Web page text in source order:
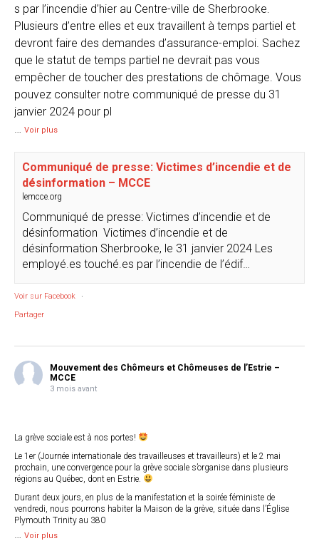
s par l’incendie d’hier au Centre-ville de Sherbrooke.
Plusieurs d’entre elles et eux travaillent à temps partiel et
devront faire des demandes d’assurance-emploi. Sachez
que le statut de temps partiel ne devrait pas vous
empêcher de toucher des prestations de chômage. Vous
pouvez consulter notre communiqué de presse du 31
janvier 2024 pour pl
… Voir plus
Communiqué de presse: Victimes d’incendie et de
désinformation – MCCE
lemcce.org
Communiqué de presse: Victimes d’incendie et de
désinformation Victimes d’incendie et de
désinformation Sherbrooke, le 31 janvier 2024 Les
employé.es touché.es par l’incendie de l’édif…
Voir sur Facebook
·
Partager
Mouvement des Chômeurs et Chômeuses de l’Estrie –
MCCE
3 mois avant
La grève sociale est à nos portes!
Le 1er (Journée internationale des travailleuses et travailleurs) et le 2 mai
prochain, une convergence pour la grève sociale s’organise dans plusieurs
régions au Québec, dont en Estrie.
Durant deux jours, en plus de la manifestation et la soirée féministe de
vendredi, nous pourrons habiter la Maison de la grève, située dans l’Église
Plymouth Trinity au 380
… Voir plus